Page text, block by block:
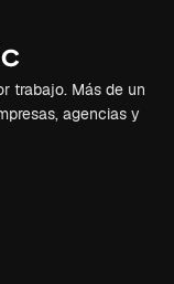
trabajo. Más de un
agencias y